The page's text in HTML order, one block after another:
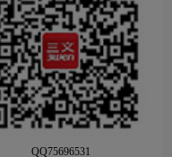
QQ75696531